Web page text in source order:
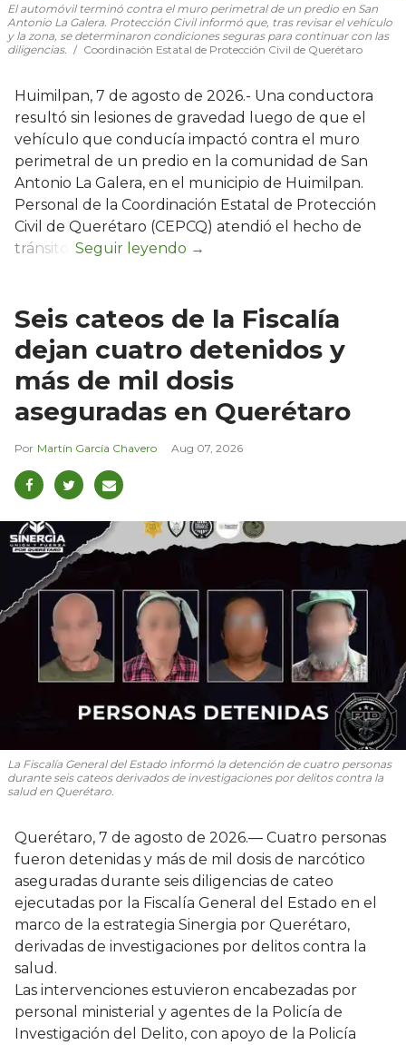
El automóvil terminó contra el muro perimetral de un predio en San
Antonio La Galera. Protección Civil informó que, tras revisar el vehículo
y la zona, se determinaron condiciones seguras para continuar con las
diligencias.
Coordinación Estatal de Protección Civil de Querétaro
Huimilpan, 7 de agosto de 2026.- Una conductora
resultó sin lesiones de gravedad luego de que el
vehículo que conducía impactó contra el muro
perimetral de un predio en la comunidad de San
Antonio La Galera, en el municipio de Huimilpan.
Personal de la Coordinación Estatal de Protección
Civil de Querétaro (CEPCQ) atendió el hecho de
tránsito.
Seis cateos de la Fiscalía
dejan cuatro detenidos y
más de mil dosis
aseguradas en Querétaro
Martín García Chavero Aug 07, 2026
La Fiscalía General del Estado informó la detención de cuatro personas
durante seis cateos derivados de investigaciones por delitos contra la
salud en Querétaro.
Querétaro, 7 de agosto de 2026.— Cuatro personas
fueron detenidas y más de mil dosis de narcótico
aseguradas durante seis diligencias de cateo
ejecutadas por la Fiscalía General del Estado en el
marco de la estrategia Sinergia por Querétaro,
derivadas de investigaciones por delitos contra la
salud.
Las intervenciones estuvieron encabezadas por
personal ministerial y agentes de la Policía de
Investigación del Delito, con apoyo de la Policía